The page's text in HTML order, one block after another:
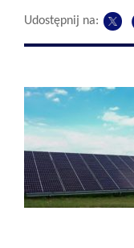
Udostępnij na: